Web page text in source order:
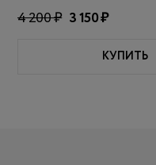
4 200 ₽ 3 150 ₽
КУПИТЬ